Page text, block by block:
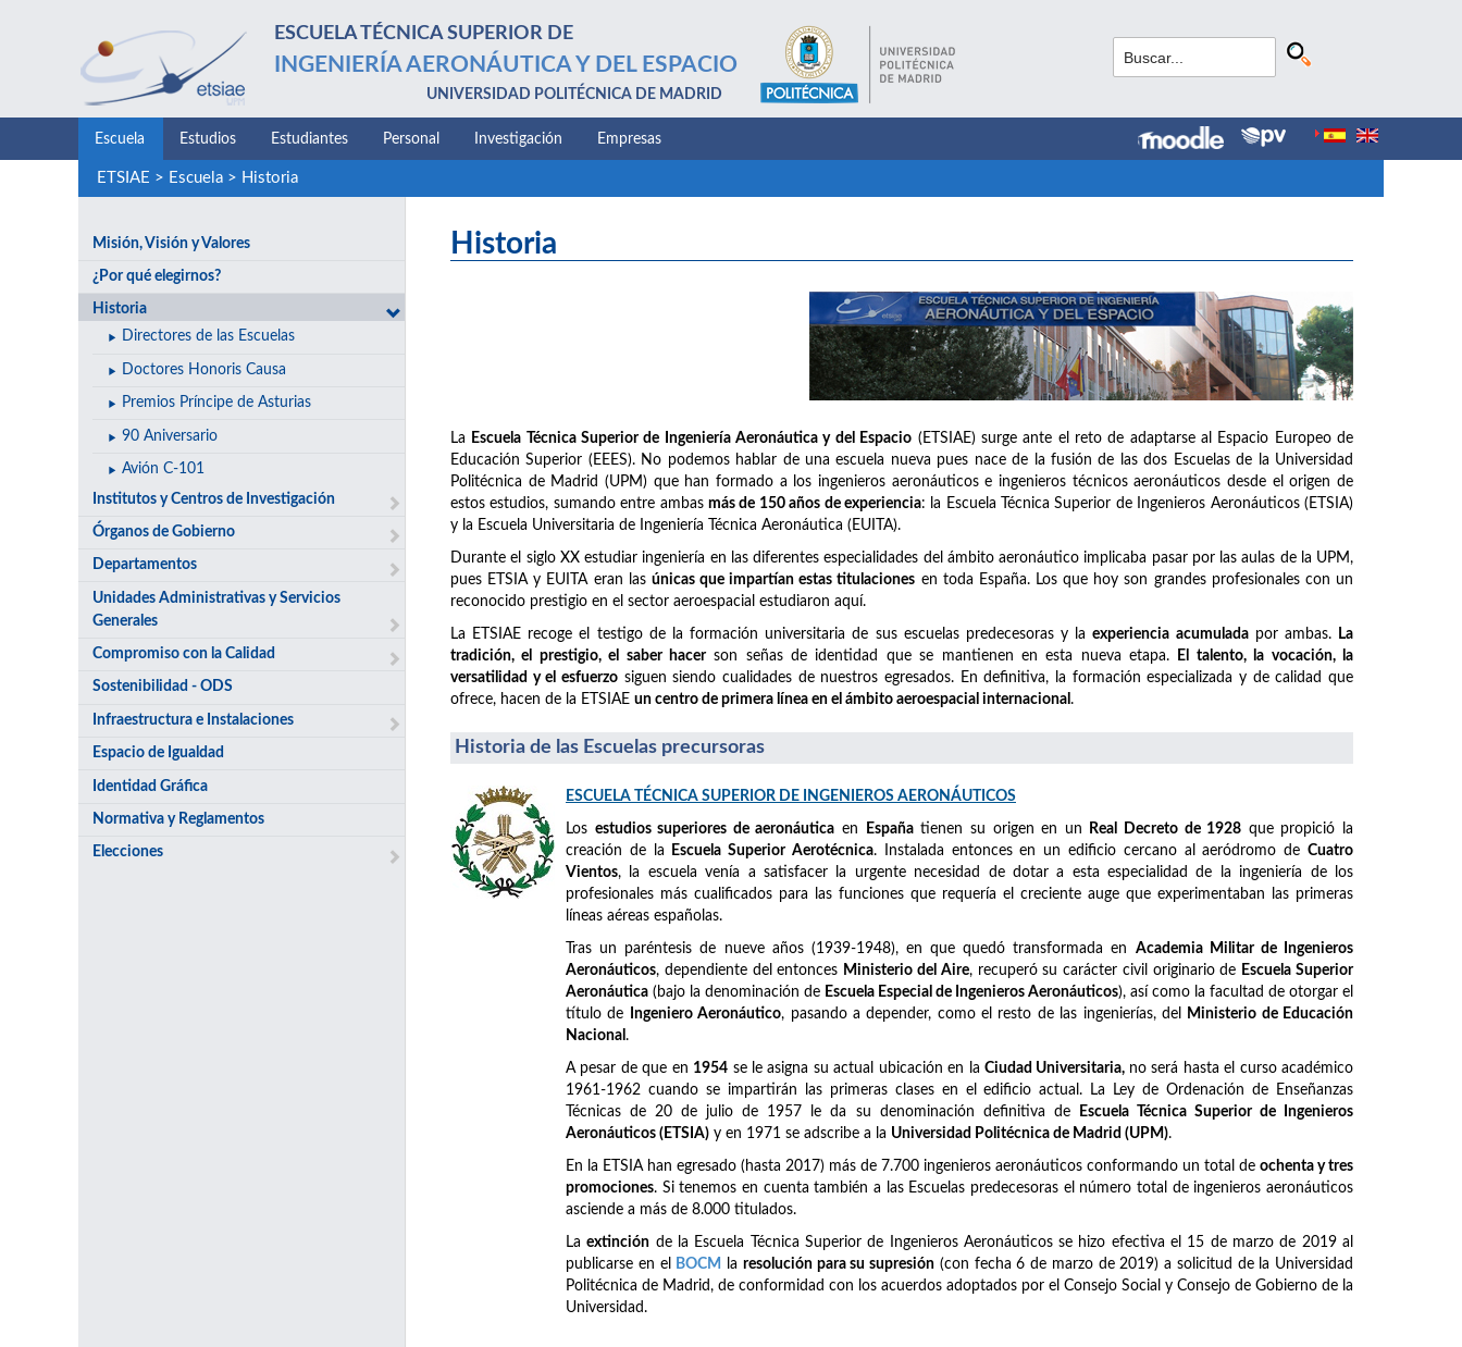
ESCUELA TÉCNICA SUPERIOR DE
INGENIERÍA AERONÁUTICA Y DEL ESPACIO
UNIVERSIDAD POLITÉCNICA DE MADRID
Escuela Estudios Estudiantes Personal Investigación Empresas
ETSIAE > Escuela> Historia
Misión, Visión y Valores
¿Por qué elegirnos?
Historia
Directores de las Escuelas
Doctores Honoris Causa
Premios Príncipe de Asturias
90 Aniversario
Avión C-101
Institutos y Centros de Investigación
Órganos de Gobierno
Departamentos
Unidades Administrativas y Servicios
Generales
Compromiso con la Calidad
Sostenibilidad - ODS
Infraestructura e Instalaciones
Espacio de Igualdad
Identidad Gráfica
Normativa y Reglamentos
Elecciones
Historia
La Escuela Técnica Superior de Ingeniería Aeronáutica y del Espacio (ETSIAE) surge ante el reto de adaptarse al Espacio Europeo de
Educación Superior (EEES). No podemos hablar de una escuela nueva pues nace de la fusión de las dos Escuelas de la Universidad
Politécnica de Madrid (UPM) que han formado a los ingenieros aeronáuticos e ingenieros técnicos aeronáuticos desde el origen de
estos estudios, sumando entre ambas más de 150 años de experiencia: la Escuela Técnica Superior de Ingenieros Aeronáuticos (ETSIA)
y la Escuela Universitaria de Ingeniería Técnica Aeronáutica (EUITA).
Durante el siglo XX estudiar ingeniería en las diferentes especialidades del ámbito aeronáutico implicaba pasar por las aulas de la UPM,
pues ETSIA y EUITA eran las únicas que impartían estas titulaciones en toda España. Los que hoy son grandes profesionales con un
reconocido prestigio en el sector aeroespacial estudiaron aquí.
La ETSIAE recoge el testigo de la formación universitaria de sus escuelas predecesoras y laexperiencia acumuladapor ambas.
La
tradición, el prestigio, el saber hacerson señas de identidad que se mantienen en esta nueva etapa.
El talento, la vocación, la
versatilidad y el esfuerzo siguen siendo cualidades de nuestros egresados. En definitiva, la formación especializada y de calidad que
ofrece, hacen de la ETSIAE un centro de primera línea en el ámbito aeroespacial internacional .
Historia de las Escuelas precursoras
ESCUELA TÉCNICA SUPERIOR DE INGENIEROS AERONÁUTICOS
Los estudios superiores de aeronáutica en Españatienen su origen en un Real Decreto de 1928 que propició la
creación de la
Escuela Superior Aerotécnica. Instalada entonces en un edificio cercano al aeródromo deCuatro
Vientos, la escuela venía a satisfacer la urgente necesidad de dotar a esta especialidad de la ingeniería de los
profesionales más cualificados para las funciones que requería el creciente auge que experimentaban las primeras
líneas aéreas españolas.
Tras un paréntesis de nueve años (1939-1948), en que quedó transformada en Academia Militar de Ingenieros
Aeronáuticos, dependiente del entonces Ministerio del Aire, recuperó su carácter civil originario de Escuela Superior
Aeronáutica (bajo la denominación de Escuela Especial de Ingenieros Aeronáuticos), así como la facultad de otorgar el
título de
Ingeniero Aeronáutico, pasando a depender, como el resto de las ingenierías, del
Ministerio de Educación
Nacional .
A pesar de que en 1954 se le asigna su actual ubicación en laCiudad Universitaria, no será hasta el curso académico
1961-1962 cuando se impartirán las primeras clases en el edificio actual. La Ley de Ordenación de Enseñanzas
Técnicas de 20 de julio de 1957 le da su denominación definitiva de
Escuela Técnica Superior de Ingenieros
Aeronáuticos (ETSIA) y en 1971 se adscribe a la Universidad Politécnica de Madrid (UPM).
En la ETSIA han egresado (hasta 2017) más de 7.700 ingenieros aeronáuticos conformando un total de ochenta y tres
promociones. Si tenemos en cuenta también a las Escuelas predecesoras el número total de ingenieros aeronáuticos
asciende a más de 8.000 titulados.
Laextinción de la Escuela Técnica Superior de Ingenieros Aeronáuticos se hizo efectiva el 15 de marzo de 2019 al
publicarse en el
BOCM la resolución para su supresión (con fecha 6 de marzo de 2019) a solicitud de la Universidad
Politécnica de Madrid, de conformidad con los acuerdos adoptados por el Consejo Social y Consejo de Gobierno de la
Universidad.